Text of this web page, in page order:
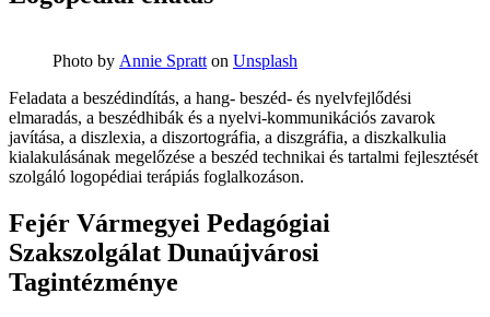
Photo by Annie Spratt on Unsplash
Feladata a beszédindítás, a hang- beszéd- és nyelvfejlődési
elmaradás, a beszédhibák és a nyelvi-kommunikációs zavarok
javítása, a diszlexia, a diszortográfia, a diszgráfia, a diszkalkulia
kialakulásának megelőzése a beszéd technikai és tartalmi fejlesztését
szolgáló logopédiai terápiás foglalkozáson.
Fejér Vármegyei Pedagógiai
Szakszolgálat Dunaújvárosi
Tagintézménye